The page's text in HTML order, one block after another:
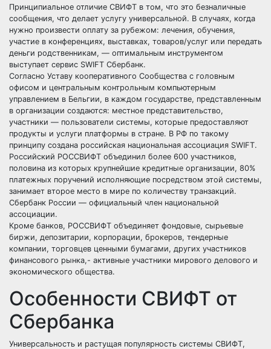
Принципиальное отличие СВИФТ в том, что это безналичные
сообщения, что делает услугу универсальной. В случаях, когда
нужно произвести оплату за рубежом: лечения, обучения,
участие в конференциях, выставках, товаров/услуг или передать
деньги родственникам, — оптимальным инструментом
выступает сервис SWIFT Сбербанк.
Согласно Уставу кооперативного Сообщества с головным
офисом и центральным контрольным компьютерным
управлением в Бельгии, в каждом государстве, представленным
в организации создаются: местное представительство,
участники — пользователи системы, которые предоставляют
продукты и услуги платформы в стране. В РФ по такому
принципу создана российская национальная ассоциация SWIFT.
Российский РОССВИФТ объединил более 600 участников,
половина из которых крупнейшие кредитные организации, 80%
платежных поручений исполняющие посредством этой системы,
занимает второе место в мире по количеству транзакций.
Сбербанк России — официальный член национальной
ассоциации.
Кроме банков, РОССВИФТ объединяет фондовые, сырьевые
биржи, депозитарии, корпорации, брокеров, тендерные
компании, торговцев ценными бумагами, других участников
финансового рынка,- активные участники мирового делового и
экономического общества.
Особенности СВИФТ от
Сбербанка
Универсальность и растущая популярность системы СВИФТ,